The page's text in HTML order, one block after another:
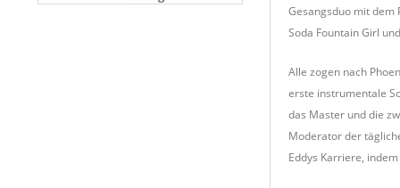
Gesangsduo mit dem
Soda Fountain Girl
Alle zogen nach
erste instrumentale
das Master und die
Moderator der
Eddys Karriere,